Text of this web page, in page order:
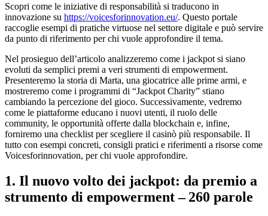
Scopri come le iniziative di responsabilità si traducono in
innovazione su https://voicesforinnovation.eu/. Questo portale
raccoglie esempi di pratiche virtuose nel settore digitale e può servire
da punto di riferimento per chi vuole approfondire il tema.
Nel prosieguo dell’articolo analizzeremo come i jackpot si siano
evoluti da semplici premi a veri strumenti di empowerment.
Presenteremo la storia di Marta, una giocatrice alle prime armi, e
mostreremo come i programmi di “Jackpot Charity” stiano
cambiando la percezione del gioco. Successivamente, vedremo
come le piattaforme educano i nuovi utenti, il ruolo delle
community, le opportunità offerte dalla blockchain e, infine,
forniremo una checklist per scegliere il casinò più responsabile. Il
tutto con esempi concreti, consigli pratici e riferimenti a risorse come
Voicesforinnovation, per chi vuole approfondire.
1. Il nuovo volto dei jackpot: da premio a
strumento di empowerment – 260 parole